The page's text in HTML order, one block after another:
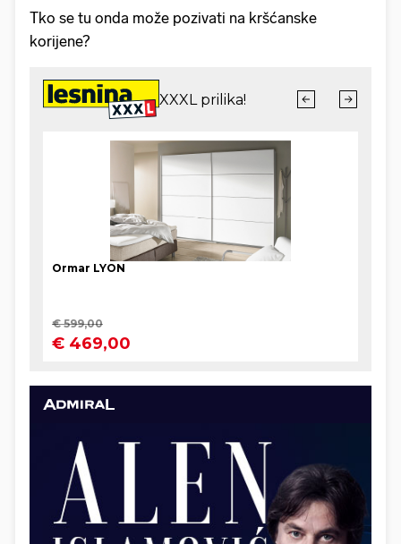
Tko se tu onda može pozivati na kršćanske
korijene?